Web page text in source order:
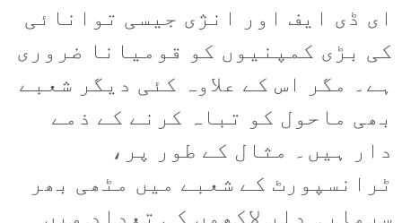
ای ڈی ایف اور انژی جیسی توانائی
کی بڑی کمپنیوں کو قومیانا ضروری
ہے۔ مگر اس کے علاوہ کئی دیگر شعبے
بھی ماحول کو تباہ کرنے کے ذمے
دار ہیں۔ مثال کے طور پر،
ٹرانسپورٹ کے شعبے میں مٹھی بھر